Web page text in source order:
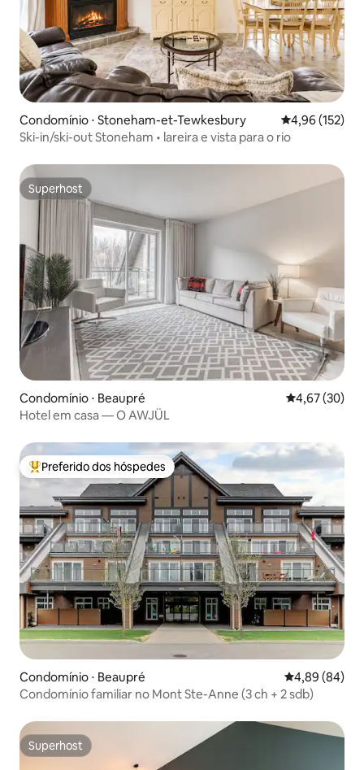
Condomínio ⋅ Stoneham-et-Tewkesbury 4,96 de uma
4,96 (152)
Ski-in/ski-out Stoneham • lareira e vista para o rio
Superhost
Superhost
Condomínio ⋅ Beaupré 4,67 de uma
4,67 (30)
Hotel em casa — O AWJÜL
Entre os melhores preferidos dos hóspedes
Preferido dos hóspedes
Condomínio ⋅ Beaupré 4,89 de uma
4,89 (84)
Condomínio familiar no Mont Ste-Anne (3 ch + 2 sdb)
Superhost
Superhost